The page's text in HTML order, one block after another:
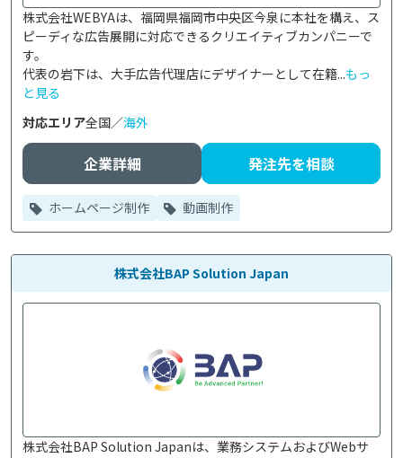
株式会社WEBYAは、福岡県福岡市中央区今泉に本社を構え、ス
ピーディな広告展開に対応できるクリエイティブカンパニーで
す。
代表の岩下は、大手広告代理店にデザイナーとして在籍...もっ
と見る
対応エリア全国／海外
企業詳細 発注先を相談
ホームページ制作 動画制作
株式会社BAP Solution Japan
株式会社BAP Solution Japanは、業務システムおよびWebサ